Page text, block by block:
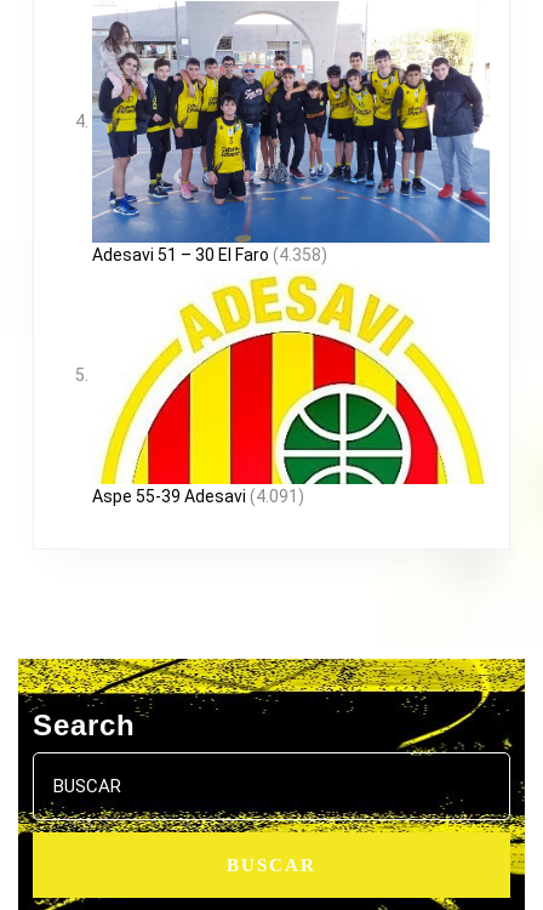
Adesavi 51 – 30 El Faro (4.358)
Aspe 55-39 Adesavi (4.091)
Search
Buscar: